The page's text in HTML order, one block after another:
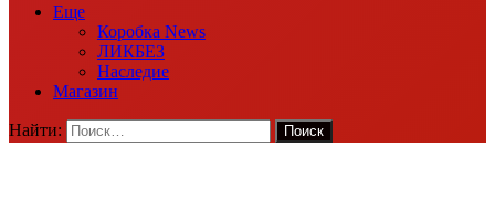
Еще
Коробка News
ЛИКБЕЗ
Наследие
Магазин
Найти: